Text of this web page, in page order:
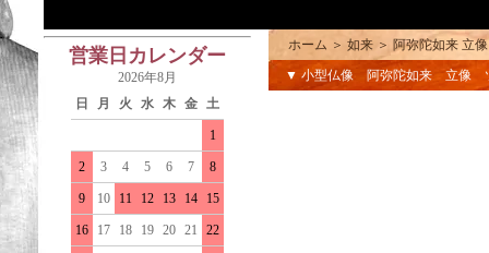
営業日カレンダー
2026年8月
日
月 火 水 木 金 土
1
2 3 4 5 6 7 8
9 10 11 12 13 14 15
16 17 18 19 20 21 22
ホーム ＞ 如来 ＞ 阿弥陀如来 立像
▼ 小型仏像 阿弥陀如来 立像